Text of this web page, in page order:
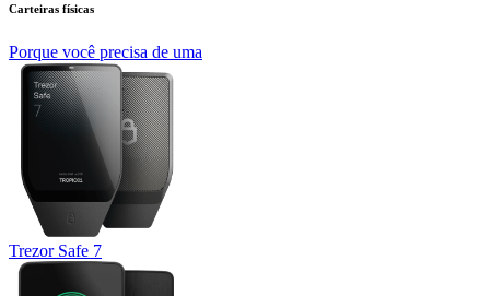
Carteiras físicas
Porque você precisa de uma
Trezor Safe 7